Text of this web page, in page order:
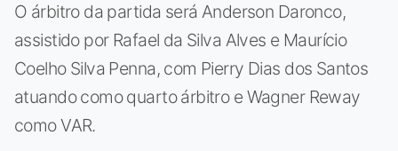
O árbitro da partida será Anderson Daronco,
assistido por Rafael da Silva Alves e Maurício
Coelho Silva Penna, com Pierry Dias dos Santos
atuando como quarto árbitro e Wagner Reway
como VAR.